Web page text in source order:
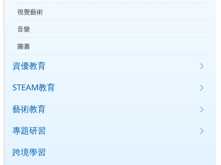
視覺藝術
音樂
圖書
資優教育
STEAM教育
藝術教育
專題研習
跨境學習